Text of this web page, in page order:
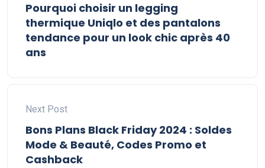
Pourquoi choisir un legging
thermique Uniqlo et des pantalons
tendance pour un look chic après 40
ans
Next Post
Bons Plans Black Friday 2024 : Soldes
Mode & Beauté, Codes Promo et
Cashback